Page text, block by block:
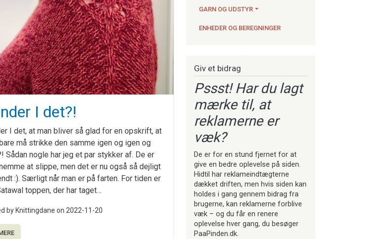
I det?!
I det, at man bliver så glad for en opskrift, at
må strikke den samme igen og igen og
Sådan nogle har jeg et par stykker af. De er
at slippe, men det er nu også så dejligt
:). Særligt når man er på farten. For tiden er
toppen, der har taget…
by Knittingdane on 2022-11-20
GARN OG UDSTYR
ENHEDER OG BEREGNINGER
Giv et bidrag
Pssst! Har du lagt
mærke til, at
reklamerne er
væk?
De er for en stund fjernet for at
give en bedre oplevelse på siden.
Hidtil har reklameindtægterne
dækket driften, men hvis siden kan
holdes i gang gennem bidrag fra
brugerne, kan reklamerne forblive
væk – og du får en renere
oplevelse hver gang, du besøger
PaaPinden.dk.